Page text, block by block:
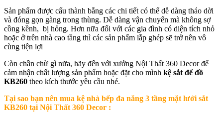
Sản phẩm được cấu thành bằng các chi tiết có thể dễ dàng tháo dời
và đóng gọn gàng trong thùng. Dễ dàng vận chuyển mà không sợ
cồng kềnh, bị hỏng. Hơn nữa đối với các gia đình có diện tích nhỏ
hoặc ở trên nhà cao tầng thì các sản phẩm lắp ghép sẽ trở nên vô
cùng tiện lợi
Còn chần chừ gì nữa, hãy đến với xưởng Nội Thất 360 Decor để
cảm nhận chất lượng sản phẩm hoặc đặt cho mình kệ sắt để đồ
KB260 theo kích thước yêu cầu nhé.
Tại sao bạn nên mua kệ nhà bếp đa năng 3 tầng mặt lưới sắt
KB260 tại Nội Thất 360 Decor :